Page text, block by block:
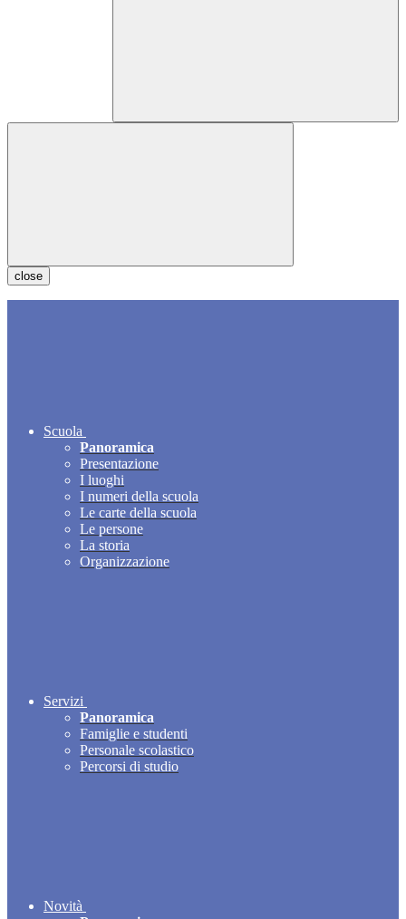
close
Scuola
Panoramica
Presentazione
I luoghi
I numeri della scuola
Le carte della scuola
Le persone
La storia
Organizzazione
Servizi
Panoramica
Famiglie e studenti
Personale scolastico
Percorsi di studio
Novità